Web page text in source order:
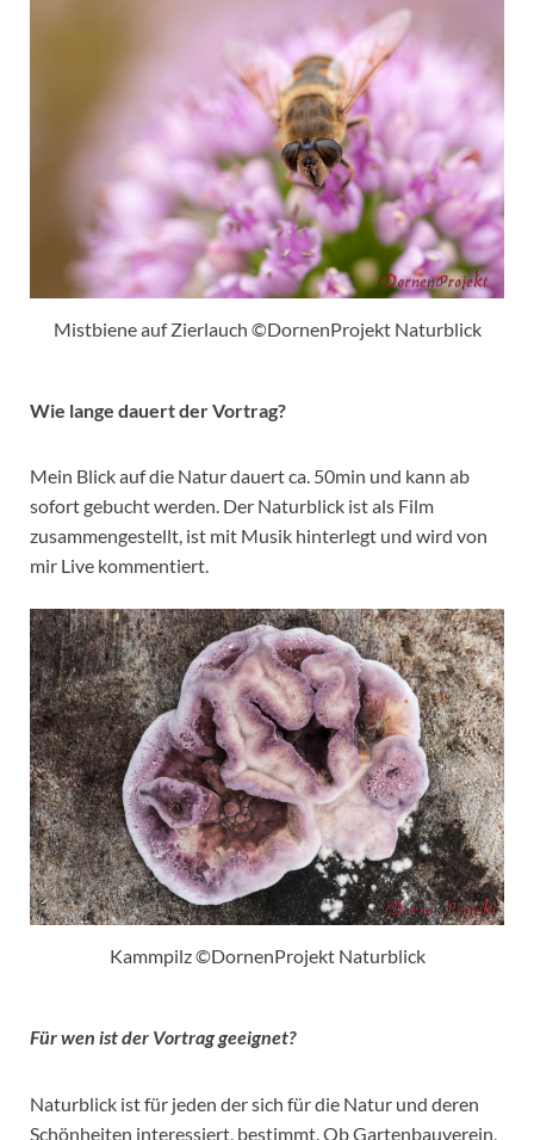
Mistbiene auf Zierlauch ©DornenProjekt Naturblick
Wie lange dauert der Vortrag?
Mein Blick auf die Natur dauert ca. 50min und kann ab
sofort gebucht werden. Der Naturblick ist als Film
zusammengestellt, ist mit Musik hinterlegt und wird von
mir Live kommentiert.
Kammpilz ©DornenProjekt Naturblick
Für wen ist der Vortrag geeignet?
Naturblick ist für jeden der sich für die Natur und deren
Schönheiten interessiert, bestimmt. Ob Gartenbauverein,